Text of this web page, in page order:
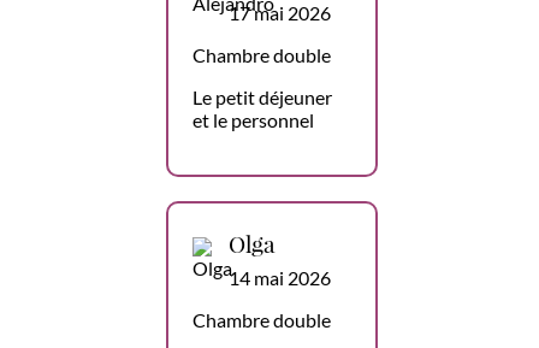
17 mai 2026
Chambre double
Le petit déjeuner
et le personnel
Olga
14 mai 2026
Chambre double